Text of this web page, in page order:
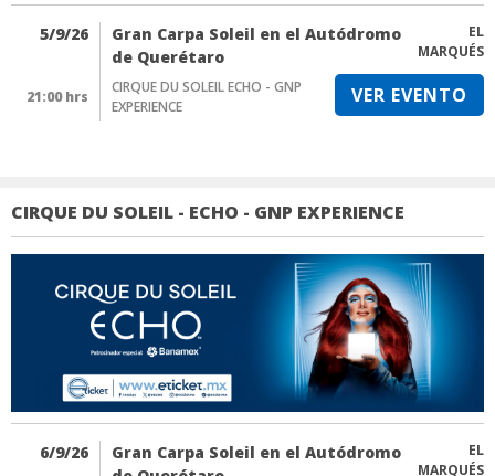
5/9/26
Gran Carpa Soleil en el Autódromo
de Querétaro
EL
MARQUÉS
21:00 hrs
CIRQUE DU SOLEIL ECHO - GNP
EXPERIENCE
VER EVENTO
CIRQUE DU SOLEIL - ECHO - GNP EXPERIENCE
6/9/26
Gran Carpa Soleil en el Autódromo
EL
MARQUÉS